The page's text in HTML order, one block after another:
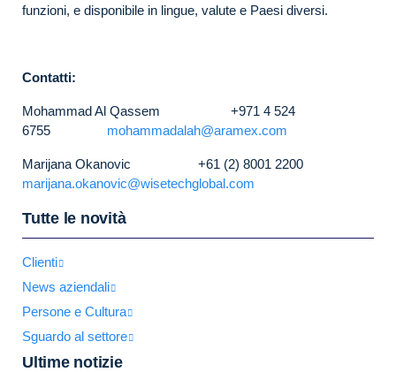
funzioni, e disponibile in lingue, valute e Paesi diversi.
Contatti:
Mohammad Al Qassem +971 4 524
6755 mohammadalah@aramex.com
Marijana Okanovic +61 (2) 8001 2200
marijana.okanovic@wisetechglobal.com
Tutte le novità
Clienti
News aziendali
Persone e Cultura
Sguardo al settore
Ultime notizie